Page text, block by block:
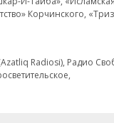
Корчинского,
Radiosi), Радио